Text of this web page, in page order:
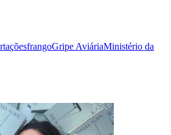
frangoGripe AviáriaMinistério da